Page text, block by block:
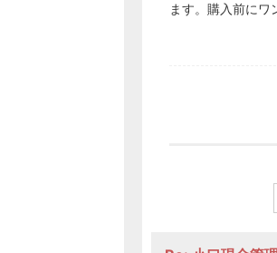
ます。購入前にワ